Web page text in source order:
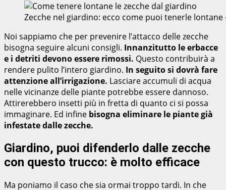
Zecche nel giardino: ecco come puoi tenerle
Noi sappiamo che per prevenire l’attacco delle zecche
bisogna seguire alcuni consigli. Innanzitutto le erbacce
e i detriti devono essere rimossi. Questo contribuirà a
rendere pulito l’intero giardino. In seguito si dovrà fare
attenzione all’irrigazione. Lasciare accumuli di acqua
nelle vicinanze delle piante potrebbe essere dannoso.
Attirerebbero insetti più in fretta di quanto ci si possa
immaginare. Ed infine bisogna eliminare le piante già
infestate dalle zecche.
Giardino, puoi difenderlo dalle zecche
con questo trucco: è molto efficace
Ma poniamo il caso che sia ormai troppo tardi. In che